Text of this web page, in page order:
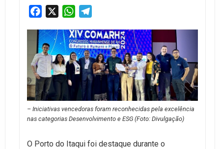
Facebook WhatsApp
– Iniciativas vencedoras foram reconhecidas pela excelência
nas categorias Desenvolvimento e ESG (Foto: Divulgação)
O Porto do Itaqui foi destaque durante o